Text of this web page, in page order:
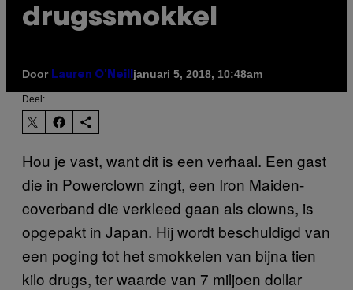
drugssmokkel
Door Lauren O'Neill januari 5, 2018, 10:48am
Deel:
Hou je vast, want dit is een verhaal. Een gast
die in Powerclown zingt, een Iron Maiden-
coverband die verkleed gaan als clowns, is
opgepakt in Japan. Hij wordt beschuldigd van
een poging tot het smokkelen van bijna tien
kilo drugs, ter waarde van 7 miljoen dollar